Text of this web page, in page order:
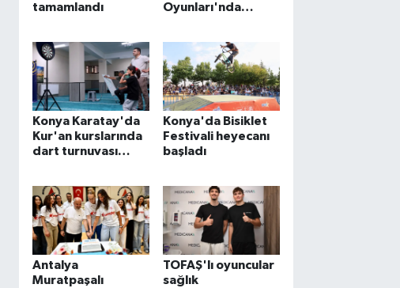
tamamlandı
Oyunları'nda
Konya Karatay'da
Kur'an kurslarında
dart turnuvası
Konya'da Bisiklet
Festivali heyecanı
başladı
Antalya
Muratpaşalı
TOFAŞ'lı oyuncular
sağlık